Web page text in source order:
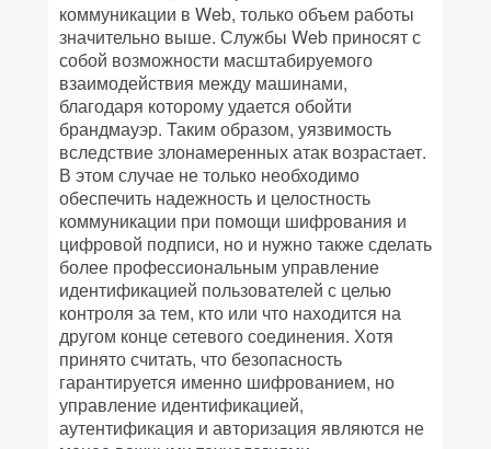
коммуникации в Web, только объем работы
значительно выше. Службы Web приносят с
собой возможности масштабируемого
взаимодействия между машинами,
благодаря которому удается обойти
брандмауэр. Таким образом, уязвимость
вследствие злонамеренных атак возрастает.
В этом случае не только необходимо
обеспечить надежность и целостность
коммуникации при помощи шифрования и
цифровой подписи, но и нужно также сделать
более профессиональным управление
идентификацией пользователей с целью
контроля за тем, кто или что находится на
другом конце сетевого соединения. Хотя
принято считать, что безопасность
гарантируется именно шифрованием, но
управление идентификацией,
аутентификация и авторизация являются не